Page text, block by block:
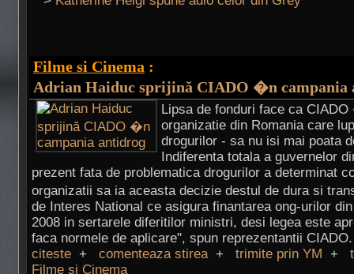
Filme si Cinema :
Adrian Haiduc sprijină CIADO �n campania
Lipsa de fonduri face ca
organizatie din Romania care
drogurilor - sa nu isi mai poata
Indiferenta totala a guvernelor
prezent fata de problematica drogurilor a determinat
organizatii sa ia aceasta decizie destul de dura si
de Interes National ce asigura finantarea ong-urilor
2008 in sertarele diferitilor ministri, desi legea este
faca normele de aplicare", spun reprezentantii
citeste + comenteaza stirea+ trimite prin YM +
Filme si Cinema